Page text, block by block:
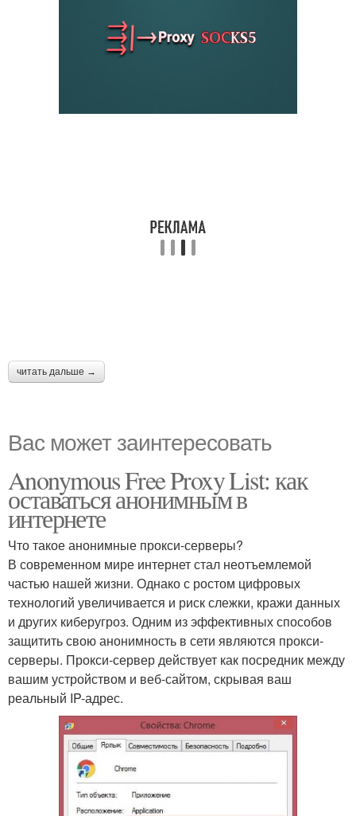
читать дальше →
Вас может заинтересовать
Anonymous Free Proxy List: как
оставаться анонимным в
интернете
Что такое анонимные прокси-серверы?
В современном мире интернет стал неотъемлемой
частью нашей жизни. Однако с ростом цифровых
технологий увеличивается и риск слежки, кражи данных
и других киберугроз. Одним из эффективных способов
защитить свою анонимность в сети являются прокси-
серверы. Прокси-сервер действует как посредник между
вашим устройством и веб-сайтом, скрывая ваш
реальный IP-адрес.